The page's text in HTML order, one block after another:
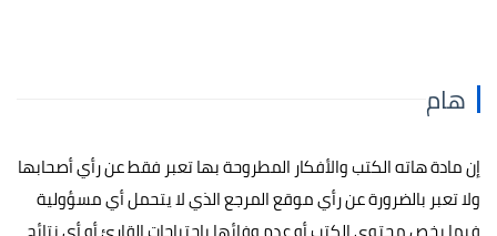
هام
إن مادة هاته الكتب والأفكار المطروحة بها تعبر فقط عن رأي أصحابها
ولا تعبر بالضرورة عن رأي موقع المرجع الذي لا يتحمل أي مسؤولية